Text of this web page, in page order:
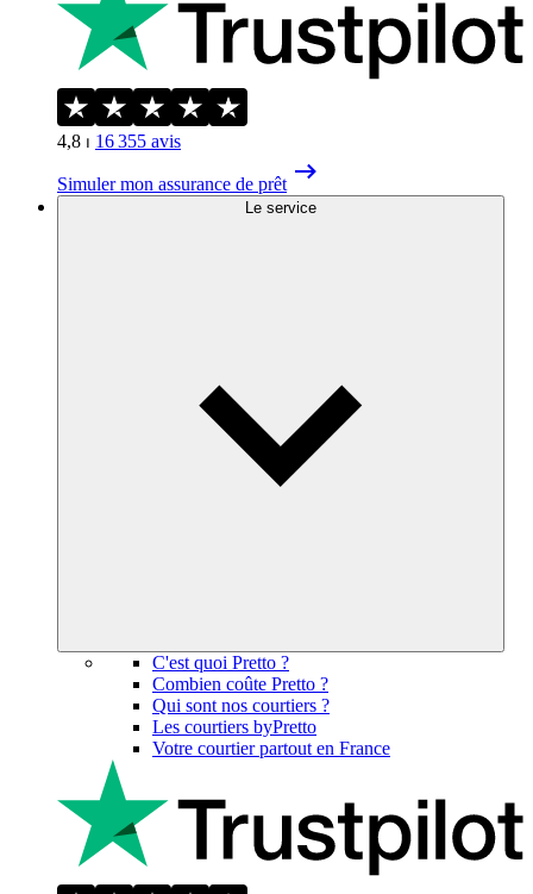
4,8 ⏐ 16 355 avis
Simuler mon assurance de prêt
Le service
C'est quoi Pretto ?
Combien coûte Pretto ?
Qui sont nos courtiers ?
Les courtiers byPretto
Votre courtier partout en France